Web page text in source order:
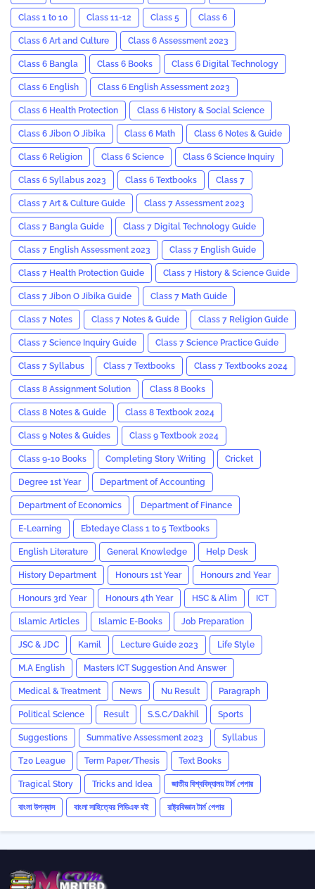
Class 1 to 10 Class 11-12 Class 5 Class 6
Class 6 Art and Culture Class 6 Assessment 2023
Class 6 Bangla Class 6 Books Class 6 Digital Technology
Class 6 English Class 6 English Assessment 2023
Class 6 Health Protection Class 6 History & Social Science
Class 6 Jibon O Jibika Class 6 Math Class 6 Notes & Guide
Class 6 Religion Class 6 Science Class 6 Science Inquiry
Class 6 Syllabus 2023 Class 6 Textbooks Class 7
Class 7 Art & Culture Guide Class 7 Assessment 2023
Class 7 Bangla Guide Class 7 Digital Technology Guide
Class 7 English Assessment 2023 Class 7 English Guide
Class 7 Health Protection Guide Class 7 History & Science Guide
Class 7 Jibon O Jibika Guide Class 7 Math Guide
Class 7 Notes Class 7 Notes & Guide Class 7 Religion Guide
Class 7 Science Inquiry Guide Class 7 Science Practice Guide
Class 7 Syllabus Class 7 Textbooks Class 7 Textbooks 2024
Class 8 Assignment Solution Class 8 Books
Class 8 Notes & Guide Class 8 Textbook 2024
Class 9 Notes & Guides Class 9 Textbook 2024
Class 9-10 Books Completing Story Writing Cricket
Degree 1st Year Department of Accounting
Department of Economics Department of Finance
E-Learning Ebtedaye Class 1 to 5 Textbooks
English Literature General Knowledge Help Desk
History Department Honours 1st Year Honours 2nd Year
Honours 3rd Year Honours 4th Year HSC & Alim ICT
Islamic Articles Islamic E-Books Job Preparation
JSC & JDC Kamil Lecture Guide 2023 Life Style
M.A English Masters ICT Suggestion And Answer
Medical & Treatment News Nu Result Paragraph
Political Science Result S.S.C/Dakhil Sports
Suggestions Summative Assessment 2023 ‍Syllabus
T20 League Term Paper/Thesis Text Books
Tragical Story Tricks and ‍Idea জাতীয় বিশ্ববিদ্যালয় টার্ম পেপার
বাংলা উপন্যাস বাংলা সাহিত্যের পিডিএফ বই রাষ্ট্রবিজ্ঞান টার্ম পেপার